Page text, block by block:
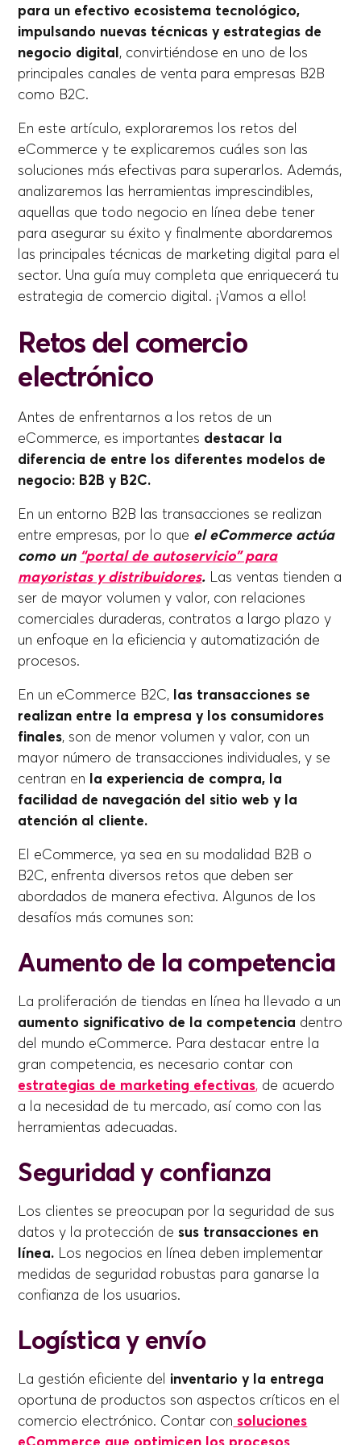
para un efectivo ecosistema tecnológico,
impulsando nuevas técnicas y estrategias de
negocio digital, convirtiéndose en uno de los
principales canales de venta para empresas B2B
como B2C.
En este artículo, exploraremos los retos del
eCommerce y te explicaremos cuáles son las
soluciones más efectivas para superarlos. Además,
analizaremos las herramientas imprescindibles,
aquellas que todo negocio en línea debe tener
para asegurar su éxito y finalmente abordaremos
las principales técnicas de marketing digital para el
sector. Una guía muy completa que enriquecerá tu
estrategia de comercio digital. ¡Vamos a ello!
Retos del comercio
electrónico
Antes de enfrentarnos a los retos de un
eCommerce, es importantes destacar la
diferencia de entre los diferentes modelos de
negocio: B2B y B2C.
En un entorno B2B las transacciones se realizan
entre empresas, por lo que el eCommerce actúa
como un “portal de autoservicio” para
mayoristas y distribuidores. Las ventas tienden a
ser de mayor volumen y valor, con relaciones
comerciales duraderas, contratos a largo plazo y
un enfoque en la eficiencia y automatización de
procesos.
En un eCommerce B2C, las transacciones se
realizan entre la empresa y los consumidores
finales, son de menor volumen y valor, con un
mayor número de transacciones individuales, y se
centran en la experiencia de compra, la
facilidad de navegación del sitio web y la
atención al cliente.
El eCommerce, ya sea en su modalidad B2B o
B2C, enfrenta diversos retos que deben ser
abordados de manera efectiva. Algunos de los
desafíos más comunes son:
Aumento de la competencia
La proliferación de tiendas en línea ha llevado a un
aumento significativo de la competencia dentro
del mundo eCommerce. Para destacar entre la
gran competencia, es necesario contar con
estrategias de marketing efectivas, de acuerdo
a la necesidad de tu mercado, así como con las
herramientas adecuadas.
Seguridad y confianza
Los clientes se preocupan por la seguridad de sus
datos y la protección de sus transacciones en
línea. Los negocios en línea deben implementar
medidas de seguridad robustas para ganarse la
confianza de los usuarios.
Logística y envío
La gestión eficiente del inventario y la entrega
oportuna de productos son aspectos críticos en el
comercio electrónico. Contar con soluciones